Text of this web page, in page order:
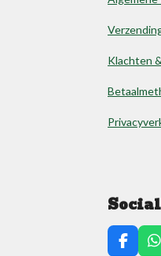
Klachten
F
W